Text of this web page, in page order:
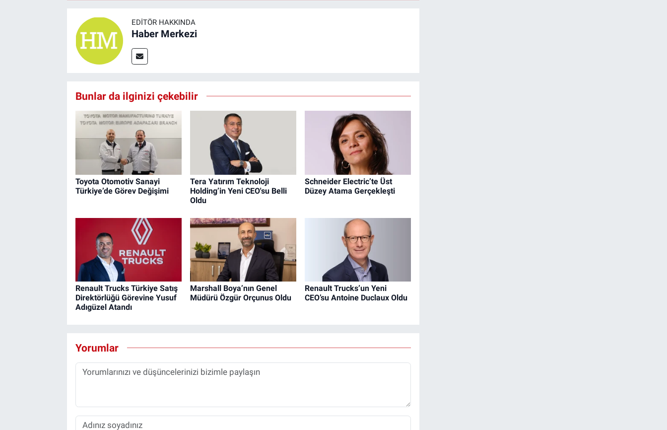
EDITÖR HAKKINDA
Haber Merkezi
Bunlar da ilginizi çekebilir
Toyota Otomotiv Sanayi
Türkiye’de Görev Değişimi
Tera Yatırım Teknoloji
Holding’in Yeni CEO'su Belli
Oldu
Schneider Electric’te Üst
Düzey Atama Gerçekleşti
Renault Trucks Türkiye Satış
Direktörlüğü Görevine Yusuf
Adıgüzel Atandı
Marshall Boya’nın Genel
Müdürü Özgür Orçunus Oldu
Renault Trucks’un Yeni
CEO’su Antoine Duclaux Oldu
Yorumlar